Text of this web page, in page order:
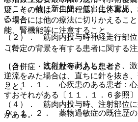
いこと。特に新生児、低出生体重児
ること。
（２）． 筋肉内投与時神経走行部
こと。
（３）． 注射針を刺入したとき、
逆流をみた場合は、直ちに針を抜き
こと。
（４）． 筋肉内投与時、注射部位
がある。
度、その他は７日間程度）にとどめ
い場合には他の療法に切りかえるこ
能、腎機能等に注意すること。
（特定の背景を有する患者に関する注
（合併症・既往歴等のある患者）
９．１．１． 心疾患のある患者：
すおそれがある〔１１．１．６参照〕
９．１．２． 薬物過敏症の既往歴の